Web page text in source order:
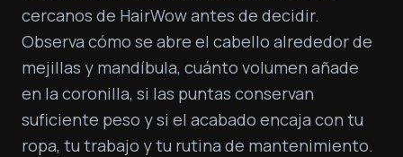
cercanos de HairWow antes de decidir.
Observa cómo se abre el cabello alrededor de
mejillas y mandíbula, cuánto volumen añade
en la coronilla, si las puntas conservan
suficiente peso y si el acabado encaja con tu
ropa, tu trabajo y tu rutina de mantenimiento.